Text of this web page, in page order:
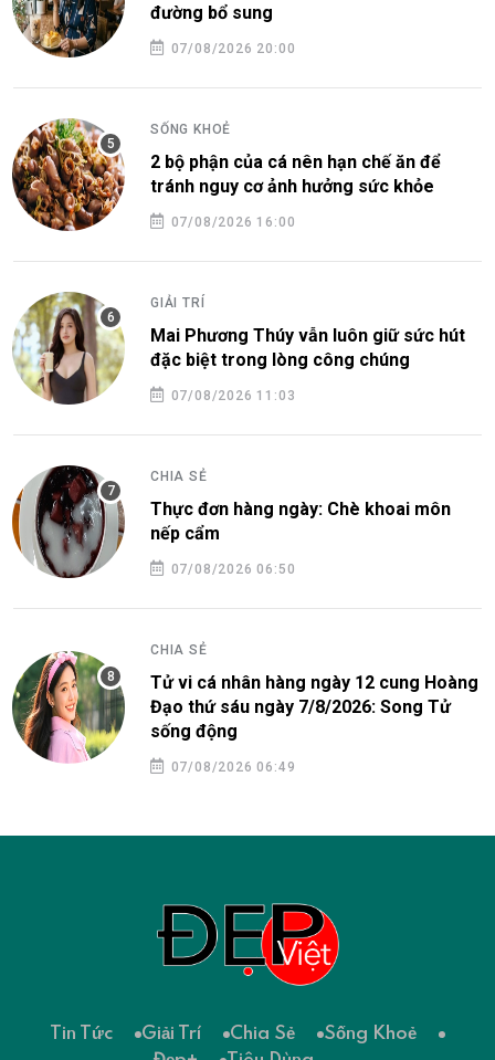
đường bổ sung
07/08/2026 20:00
SỐNG KHOẺ
2 bộ phận của cá nên hạn chế ăn để
tránh nguy cơ ảnh hưởng sức khỏe
07/08/2026 16:00
GIẢI TRÍ
Mai Phương Thúy vẫn luôn giữ sức hút
đặc biệt trong lòng công chúng
07/08/2026 11:03
CHIA SẺ
Thực đơn hàng ngày: Chè khoai môn
nếp cẩm
07/08/2026 06:50
CHIA SẺ
Tử vi cá nhân hàng ngày 12 cung Hoàng
Đạo thứ sáu ngày 7/8/2026: Song Tử
sống động
07/08/2026 06:49
Tin Tức Giải Trí Chia Sẻ
Sống Khoẻ